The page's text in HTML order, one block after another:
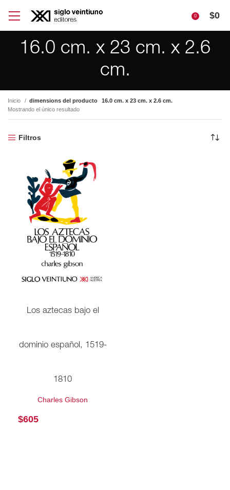
0 $0
16.0 cm. x 23 cm. x 2.6
cm.
Inicio dimensions del producto
16.0 cm. x 23 cm. x 2.6 cm.
Mostrando el único resultado
Filtros
Los aztecas bajo el
dominio español, 1519-
1810
Charles Gibson
$605